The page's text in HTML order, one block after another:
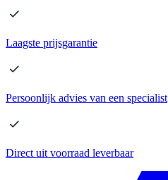
Laagste prijsgarantie
Persoonlijk advies van een specialist
Direct uit voorraad leverbaar